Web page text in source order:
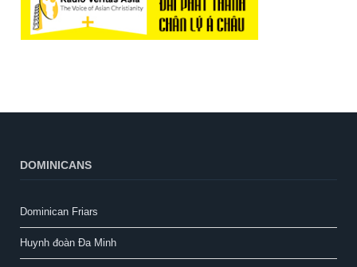
DOMINICANS
Dominican Friars
Huynh đoàn Đa Minh